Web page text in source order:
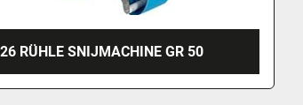
2026 RÜHLE SNIJMACHINE SR 2 BITURBO